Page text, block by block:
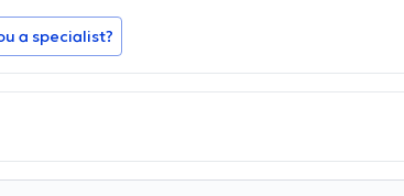
a specialist?